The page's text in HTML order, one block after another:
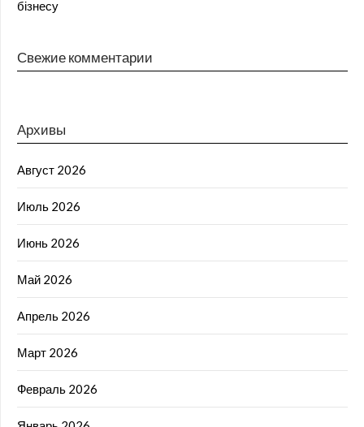
бізнесу
Свежие комментарии
Архивы
Август 2026
Июль 2026
Июнь 2026
Май 2026
Апрель 2026
Март 2026
Февраль 2026